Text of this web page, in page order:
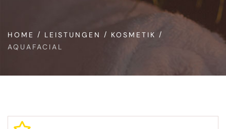
HOME LEISTUNGEN
KOSMETIK
AQUAFACIAL